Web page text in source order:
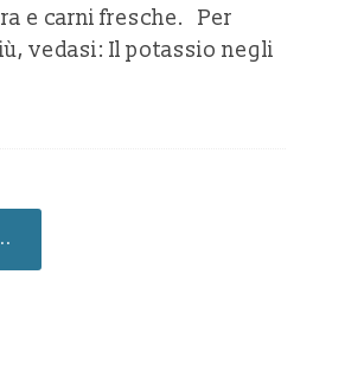
e carni fresche. Per
vedasi: Il potassio negli